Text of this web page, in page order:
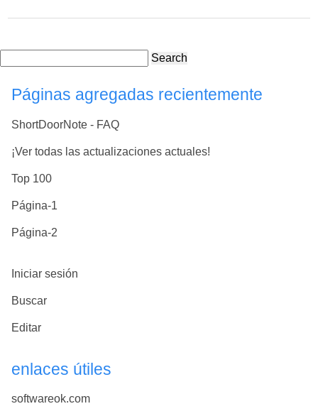
Search
Páginas agregadas recientemente
ShortDoorNote - FAQ
¡Ver todas las actualizaciones actuales!
Top 100
Página-1
Página-2
Iniciar sesión
Buscar
Editar
enlaces útiles
softwareok.com